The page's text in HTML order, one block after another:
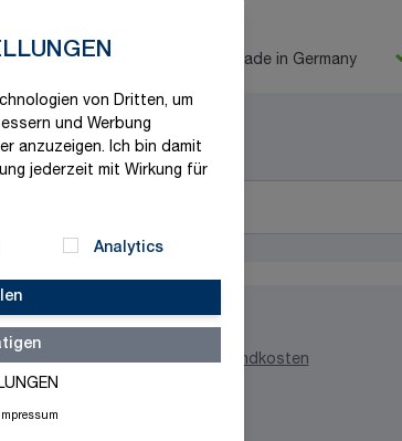
von Dritten, um
und Werbung
anzuzeigen. Ich bin damit
jederzeit mit Wirkung für
Analytics
Impressum
Schnelle Lieferung Made in Germany
Produktvariation wählen
Höhe
ab 45,84 €
exklusive MwSt. und zzgl.Versandkosten